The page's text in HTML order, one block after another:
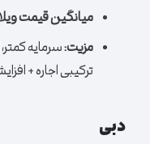
میانگین قیمت
مزیت:سرمایه
ترکیبی اجاره +
دبی